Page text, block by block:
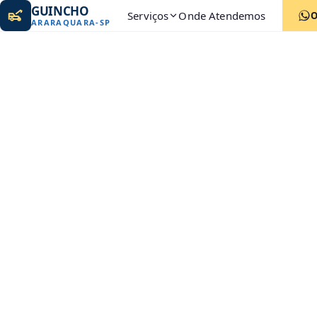
GUINCHO
ARARAQUARA-SP Serviços Onde Atendemos